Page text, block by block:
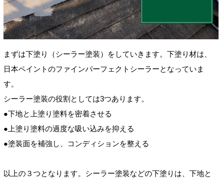
まずは下塗り（シーラー塗装）をしていきます。下塗り材は、
日本ペイントのファインパーフェクトシーラーとなっていま
す。
シーラー塗装の役割としては3つあります。
●下地と上塗り塗料を密着させる
●上塗り塗料の過度な吸い込みを抑える
●塗装面を補強し、コンディションを整える
以上の３つとなります。シーラー塗装などの下塗りは、下地と